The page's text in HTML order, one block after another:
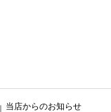
当店からのお知らせ